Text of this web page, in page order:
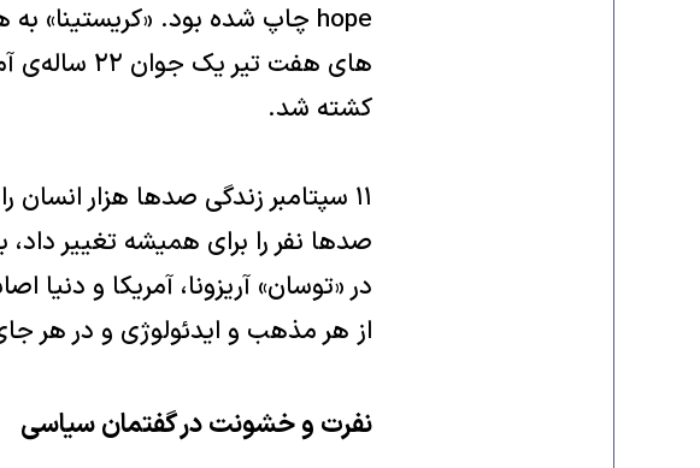
کشته شد.
۱۱ سپتامبر زندگی صدها هزار
صدها نفر را برای همیشه تغییر داد،
در «توسان» آریزونا، آمریکا و
از هر مذهب و ایدئولوژی و در هر
نفرت و خشونت در گفتمان سیاسی